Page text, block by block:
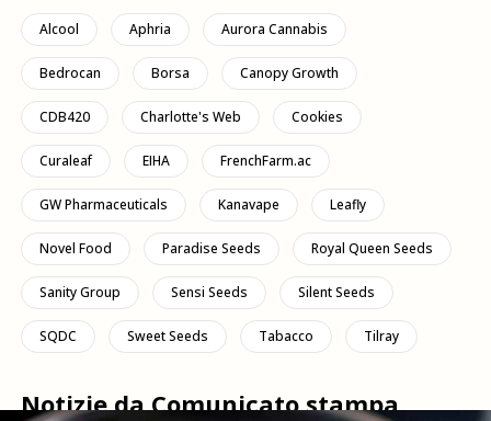
Alcool Aphria Aurora Cannabis
Bedrocan Borsa Canopy Growth
CDB420 Charlotte's Web Cookies
Curaleaf EIHA FrenchFarm.ac
GW Pharmaceuticals Kanavape Leafly
Novel Food Paradise Seeds Royal Queen Seeds
Sanity Group Sensi Seeds Silent Seeds
SQDC Sweet Seeds Tabacco Tilray
Notizie da Comunicato stampa